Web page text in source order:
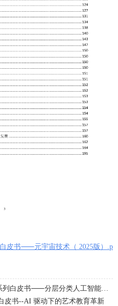
皮书⸺元宇宙技术（ 2025版）.p
皮书--AI 驱动下的艺术教育革新